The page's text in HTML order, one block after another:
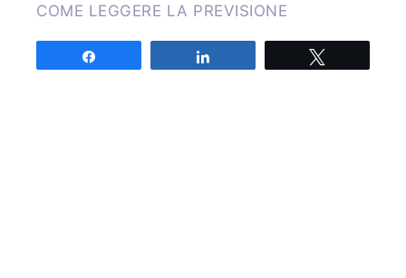
COME LEGGERE LA PREVISIONE